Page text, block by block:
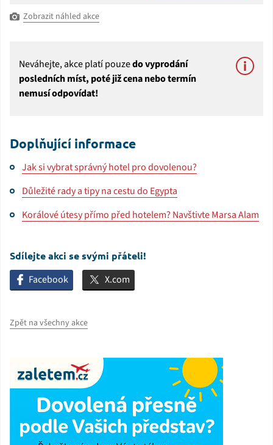
Zobrazit náhled akce
Neváhejte, akce platí pouzedo vyprodání
posledních míst, poté již cena nebo termín
nemusí odpovídat!
Doplňující informace
Jak si vybrat správný hotel pro dovolenou?
Důležité rady a tipy na cestu do Egypta
Korálové útesy přímo před hotelem? Navštivte Marsa Alam
Sdílejte akci se svými přáteli!
Facebook X.com
Zpět na všechny akce